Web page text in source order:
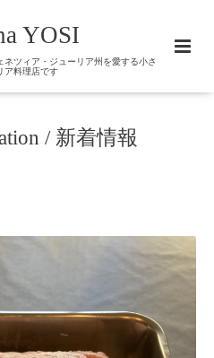
YOSI
ツィア・ジューリア州を愛する小さ
ア料理店です
/ 新着情報